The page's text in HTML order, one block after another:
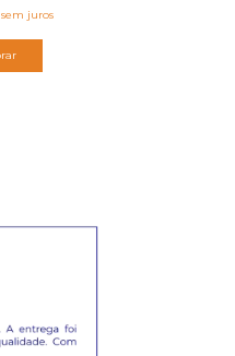
sem juros